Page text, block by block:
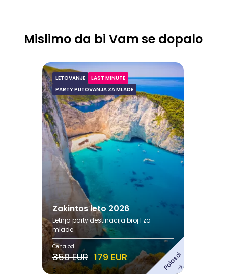
Mislimo da bi Vam se dopalo
LETOVANJE
LAST MINUTE
PARTY PUTOVANJA ZA MLADE
Zakintos leto 2026
Letnja party destinacija broj 1 za
mlade.
Cena od
350 EUR 179 EUR
s Polasci
Zakintos leto 2026
Avgust
15.08.2026. - 26.08.2026.
24.08.2026. - 04.09.2026.
Pogledaj ponudu